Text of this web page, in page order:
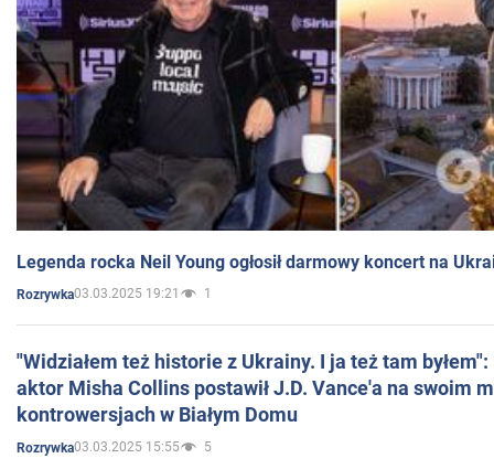
Legenda rocka Neil Young ogłosił darmowy koncert na
Rozrywka03.03.2025 19:21 1
"Widziałem też historie z Ukrainy. I ja też tam
aktor Misha Collins postawił J.D. Vance'a na swoim
kontrowersjach w Białym Domu
Rozrywka03.03.2025 15:55 5